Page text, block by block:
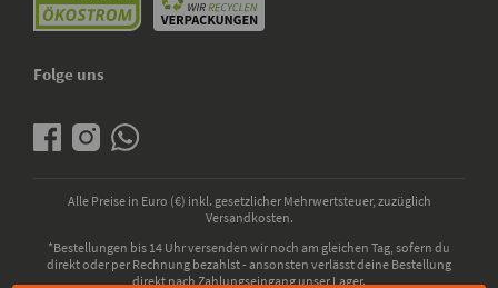
Folge uns
Alle Preise in Euro (€) inkl. gesetzlicher Mehrwertsteuer, zuzüglich
Versandkosten.
*Bestellungen bis 14 Uhr versenden wir noch am gleichen Tag, sofern du
direkt oder per Rechnung bezahlst - ansonsten verlässt deine Bestellung
direkt nach Zahlungseingang unser Lager.